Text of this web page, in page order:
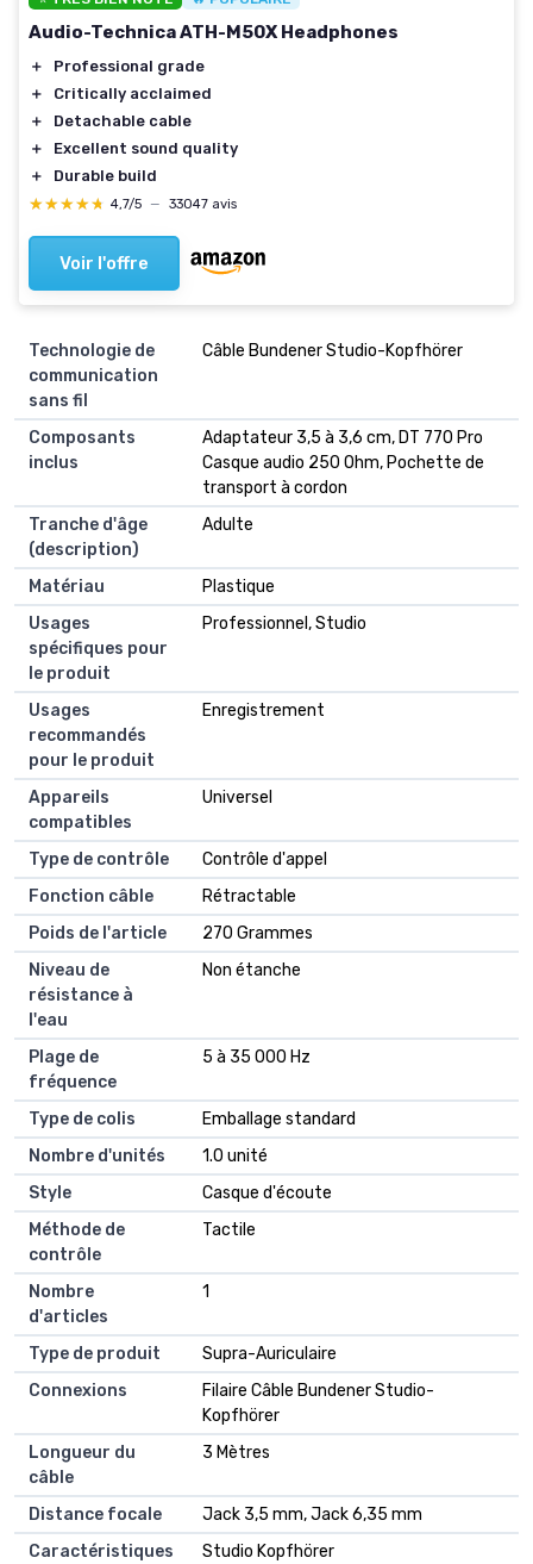
Audio-Technica ATH-M50X Headphones
＋
Professional grade
＋
Critically acclaimed
＋
Detachable cable
＋
Excellent sound quality
＋
Durable build
★★★★★
★★★★★ 4,7/5 — 33047 avis
Voir l'offre
Technologie de
communication
sans fil
‎Câble Bundener Studio-Kopfhörer
Composants
inclus
‎Adaptateur 3,5 à 3,6 cm, DT 770 Pro
Casque audio 250 Ohm, Pochette de
transport à cordon
Tranche d'âge
(description)
‎Adulte
Matériau
‎Plastique
Usages
spécifiques pour
le produit
‎Professionnel, Studio
Usages
recommandés
pour le produit
‎Enregistrement
Appareils
compatibles
‎Universel
Type de contrôle
‎Contrôle d'appel
Fonction câble
‎Rétractable
Poids de l'article
‎270 Grammes
Niveau de
résistance à
l'eau
‎Non étanche
Plage de
fréquence
‎5 à 35 000 Hz
Type de colis
‎Emballage standard
Nombre d'unités
‎1.0 unité
Style
‎Casque d'écoute
Méthode de
contrôle
‎Tactile
Nombre
d'articles
‎1
Type de produit
‎Supra-Auriculaire
Connexions
‎Filaire Câble Bundener Studio-
Kopfhörer
Longueur du
câble
‎3 Mètres
Distance focale
‎Jack 3,5 mm, Jack 6,35 mm
Caractéristiques
‎Studio Kopfhörer